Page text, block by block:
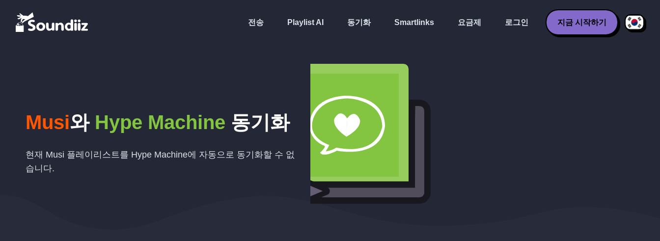
전송 Playlist AI 동기화 Smartlinks 요금제 로그인 지금 시작하기
Musi와 Hype Machine 동기화
현재 Musi 플레이리스트를 Hype Machine에 자동으로 동기화할 수 없
습니다.